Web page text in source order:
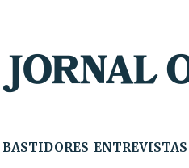
BASTIDORES ENTREVISTAS